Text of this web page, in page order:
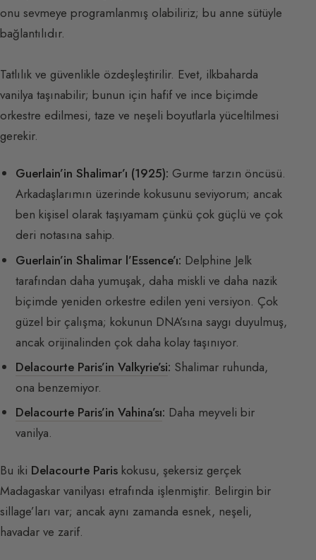
onu sevmeye programlanmış olabiliriz; bu anne sütüyle
bağlantılıdır.
Tatlılık ve güvenlikle özdeşleştirilir. Evet, ilkbaharda
vanilya taşınabilir; bunun için hafif ve ince biçimde
orkestre edilmesi, taze ve neşeli boyutlarla yüceltilmesi
gerekir.
Guerlain’in Shalimar’ı (1925): Gurme tarzın öncüsü.
Arkadaşlarımın üzerinde kokusunu seviyorum; ancak
ben kişisel olarak taşıyamam çünkü çok güçlü ve çok
deri notasına sahip.
Guerlain’in Shalimar l’Essence’ı: Delphine Jelk
tarafından daha yumuşak, daha miskli ve daha nazik
biçimde yeniden orkestre edilen yeni versiyon. Çok
güzel bir çalışma; kokunun DNA’sına saygı duyulmuş,
ancak orijinalinden çok daha kolay taşınıyor.
Delacourte Paris’in Valkyrie’si: Shalimar ruhunda,
ona benzemiyor.
Delacourte Paris’in Vahina’sı: Daha meyveli bir
vanilya.
Bu iki Delacourte Paris kokusu, şekersiz gerçek
Madagaskar vanilyası etrafında işlenmiştir. Belirgin bir
sillage’ları var; ancak aynı zamanda esnek, neşeli,
havadar ve zarif.